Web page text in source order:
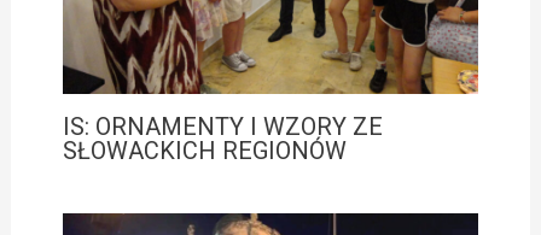
IS: ORNAMENTY I WZORY ZE
SŁOWACKICH REGIONÓW